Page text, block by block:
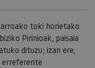
toki horietako
Pirinioak, paisaia
dituzu; izan ere,
erreferente